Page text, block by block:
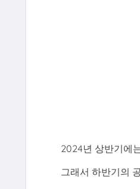
2024년 상반기에
그래서 하반기의